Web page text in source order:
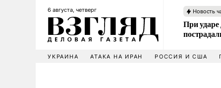
6 августа, четверг Новость
При
УКРАИНА АТАКА НА ИРАН РОССИЯ И США